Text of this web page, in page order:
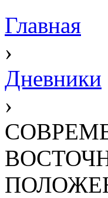
Главная
›
Дневники
›